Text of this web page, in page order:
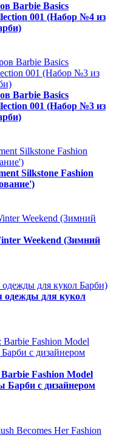
Barbie Basics
001 (Набор №4 из
Barbie Basics
001 (Набор №3 из
Silkstone Fashion
Weekend (Зимний
для кукол
Fashion Model
Барби с дизайнером